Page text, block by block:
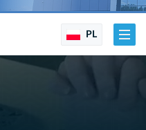
PL
i dane kontaktowe